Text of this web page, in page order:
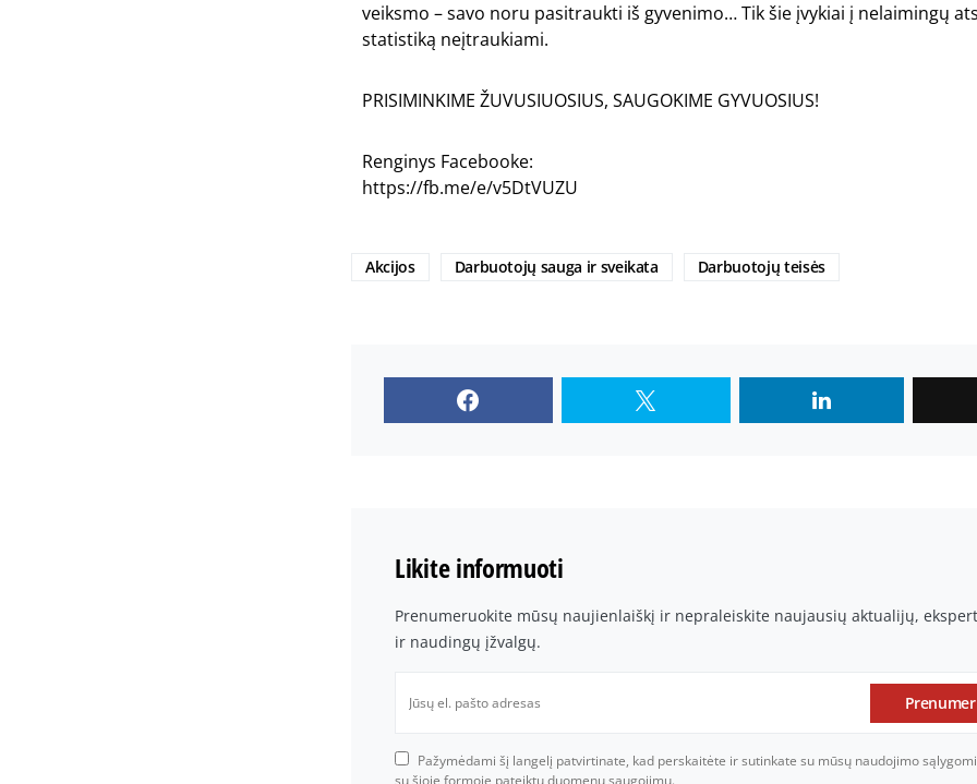
veiksmo – savo noru pasitraukti iš gyvenimo… Tik šie įvykiai į nelaimingų
statistiką neįtraukiami.
PRISIMINKIME ŽUVUSIUOSIUS, SAUGOKIME GYVUOSIUS!
Renginys Facebooke:
https://fb.me/e/v5DtVUZU
Akcijos Darbuotojų sauga ir sveikata Darbuotojų teisės
Likite informuoti
Prenumeruokite mūsų naujienlaiškį ir nepraleiskite naujausių aktualijų,
ir naudingų įžvalgų.
Pažymėdami šį langelį patvirtinate, kad perskaitėte ir sutinkate su mūsų naudojimo
su šioje formoje pateiktų duomenų saugojimu.